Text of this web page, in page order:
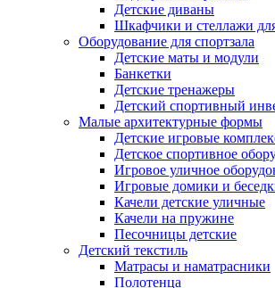
Детские диваны
Шкафчики и стеллажи для
Оборудование для спортзала
Детские маты и модули
Банкетки
Детские тренажеры
Детский спортивный
Малые архитектурные формы
Детские игровые
Детское спортивное
Игровое уличное
Игровые домики и
Качели детские уличные
Качели на пружине
Песочницы детские
Детский текстиль
Матрасы и наматрасники
Полотенца